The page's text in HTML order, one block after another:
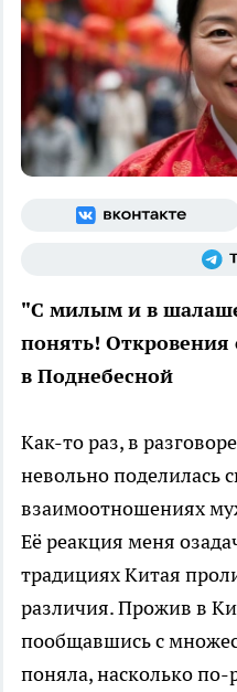
"С милым и в
понять!
в Поднебесной
Как-то раз, в
невольно поделилась
взаимоотношениях
Её реакция меня
традициях Китая
различия. Прожив в
пообщавшись с
поняла, насколько